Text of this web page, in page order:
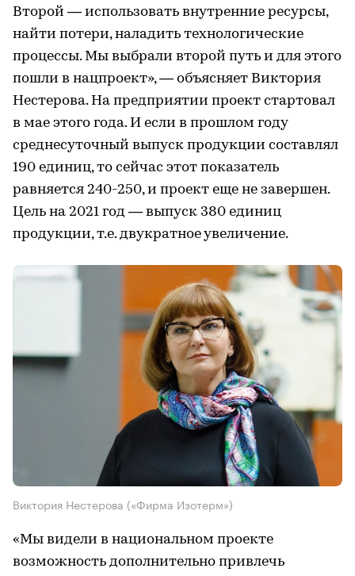
Второй — использовать внутренние ресурсы,
найти потери, наладить технологические
процессы. Мы выбрали второй путь и для этого
пошли в нацпроект», — объясняет Виктория
Нестерова. На предприятии проект стартовал
в мае этого года. И если в прошлом году
среднесуточный выпуск продукции составлял
190 единиц, то сейчас этот показатель
равняется 240-250, и проект еще не завершен.
Цель на 2021 год — выпуск 380 единиц
продукции, т.е. двукратное увеличение.
Виктория Нестерова («Фирма Изотерм»)
«Мы видели в национальном проекте
возможность дополнительно привлечь